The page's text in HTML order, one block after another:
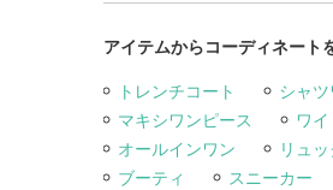
アイテムからコーディネート
トレンチコート
シャ
マキシワンピース
ワ
オールインワン
リュッ
ブーティ
スニーカー